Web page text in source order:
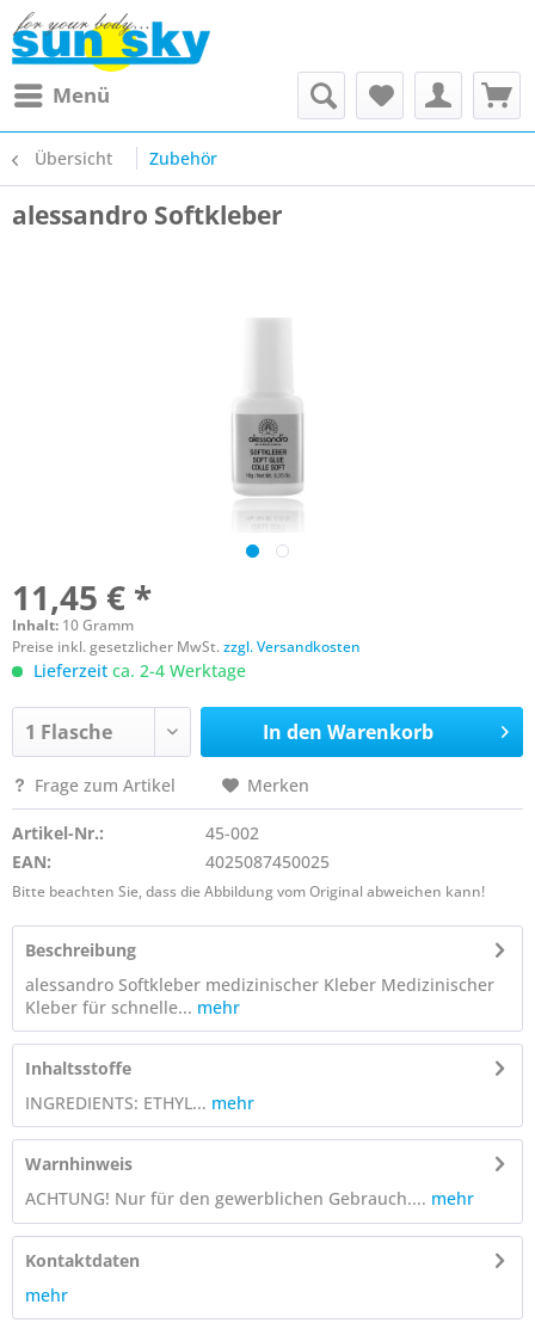
Menü
Übersicht Zubehör
alessandro Softkleber
11,45 € *
Inhalt: 10 Gramm
Preise inkl. gesetzlicher MwSt.zzgl. Versandkosten
Lieferzeit ca. 2-4 Werktage
In den Warenkorb
Frage zum Artikel Merken
Artikel-Nr.:
45-002
EAN:
4025087450025
Bitte beachten Sie, dass die Abbildung vom Original abweichen kann!
Beschreibung
alessandro Softkleber medizinischer Kleber Medizinischer
Kleber für schnelle... mehr
Inhaltsstoffe
INGREDIENTS: ETHYL... mehr
Warnhinweis
ACHTUNG! Nur für den gewerblichen Gebrauch.... mehr
Kontaktdaten
mehr